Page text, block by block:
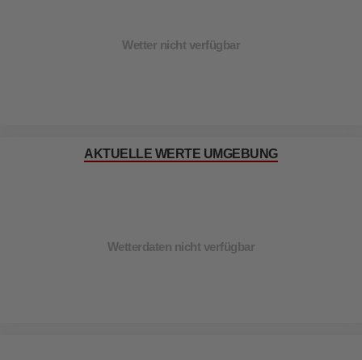
Wetter nicht verfügbar
AKTUELLE WERTE UMGEBUNG
Wetterdaten nicht verfügbar